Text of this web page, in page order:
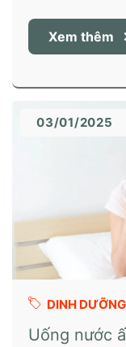
Xem thêm
03/01/2025
DINH DƯỠNG
Uống nước